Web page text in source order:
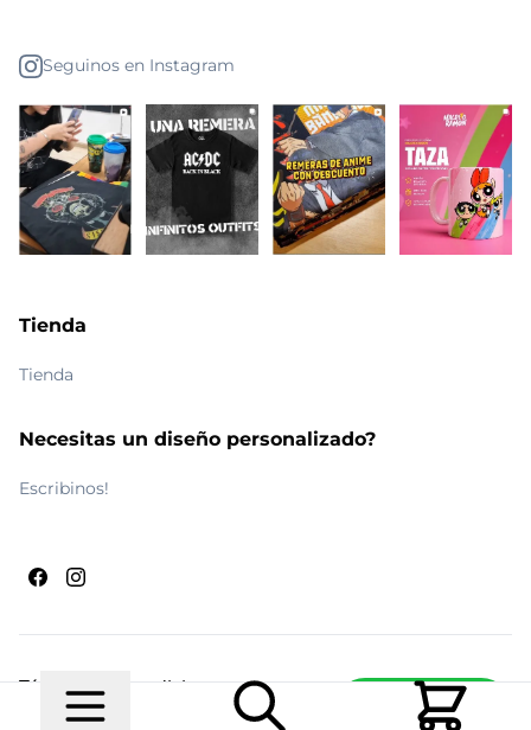
Escribinos
Seguinos en Instagram
Tienda
Tienda
Necesitas un diseño personalizado?
Escribinos!
© 2026 Maldito RamónRealizado por Ecwid de
Términos y condiciones